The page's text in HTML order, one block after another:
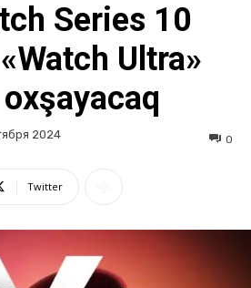
Series 10
Ultra»
2024 0
Twitter